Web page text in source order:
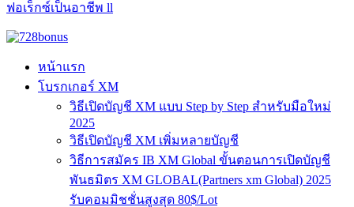
ฟอเร็กซ์เป็นอาชีพ ll
หน้าแรก
โบรกเกอร์ XM
วิธีเปิดบัญชี XM แบบ Step by Step สำหรับมือใหม่
2025
วิธีเปิดบัญชี XM เพิ่มหลายบัญชี
วิธีการสมัคร IB XM Global ขั้นตอนการเปิดบัญชี
พันธมิตร XM GLOBAL(Partners xm Global) 2025
รับคอมมิชชั่นสูงสุด 80$/Lot